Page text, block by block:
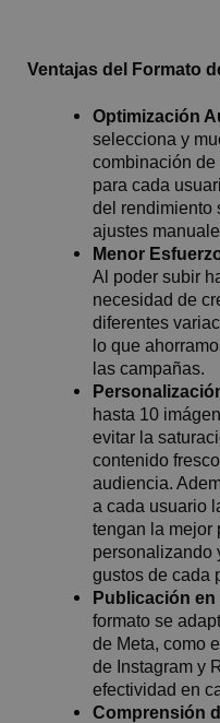
Ventajas del Formato
Optimización
selecciona y
combinación
para cada
del rendimiento
ajustes
Menor
Al poder subir
necesidad de
diferentes
lo que
las campañas.
hasta 10
evitar la
contenido
audiencia.
a cada usuario
tengan la mejor
personalizando
gustos de cada
Publicación
formato se
de Meta, como
de Instagram y
efectividad en
Comprensión